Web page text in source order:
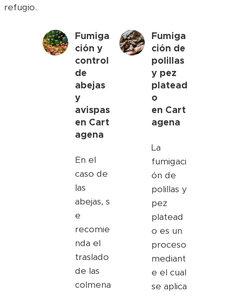
refugio.
Fumiga
ción y
control
de
abejas
y
avispas
en Cart
agena
En el
caso de
las
abejas, s
e
recomie
nda el
traslado
de las
colmena
Fumiga
ción de
polillas
y pez
platead
o
en Cart
agena
La
fumigaci
ón de
polillas y
pez
platead
o es un
proceso
mediant
e el cual
se aplica